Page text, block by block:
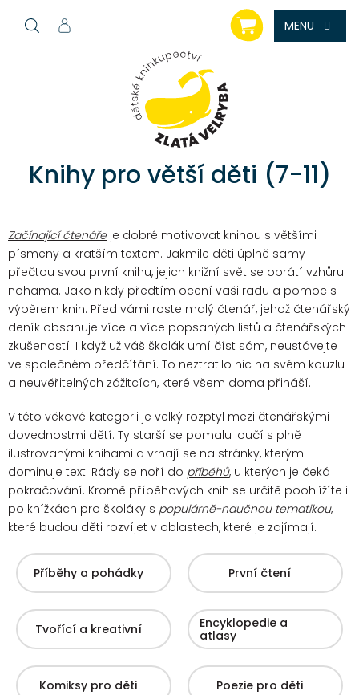
NÁKUPNÍ
KOŠÍK
Knihy pro větší děti (7-11)
Začínající čtenářeje dobré motivovat knihou s většími
písmeny a kratším textem. Jakmile děti úplně samy
přečtou svou první knihu, jejich knižní svět se obrátí vzhůru
nohama. Jako nikdy předtím ocení vaši radu a pomoc s
výběrem knih. Před vámi roste malý čtenář, jehož čtenářský
deník obsahuje více a více popsaných listů a čtenářských
zkušeností. I když už váš školák umí číst sám, neustávejte
ve společném předčítání. To neztratilo nic na svém kouzlu
a neuvěřitelných zážitcích, které všem doma přináší.
V této věkové kategorii je velký rozptyl mezi čtenářskými
dovednostmi dětí. Ty starší se pomalu loučí s plně
ilustrovanými knihami a vrhají se na stránky, kterým
dominuje text. Rády se noří do příběhů, u kterých je čeká
pokračování. Kromě příběhových knih se určitě poohlížíte i
po knížkách pro školáky s populárně-naučnou tematikou,
které budou děti rozvíjet v oblastech, které je zajímají.
Příběhy a pohádky První čtení
Tvořící a kreativní
Encyklopedie a
atlasy
Komiksy pro děti Poezie pro děti